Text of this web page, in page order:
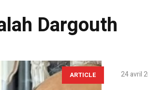
Dargouth
ARTICLE 24 avril